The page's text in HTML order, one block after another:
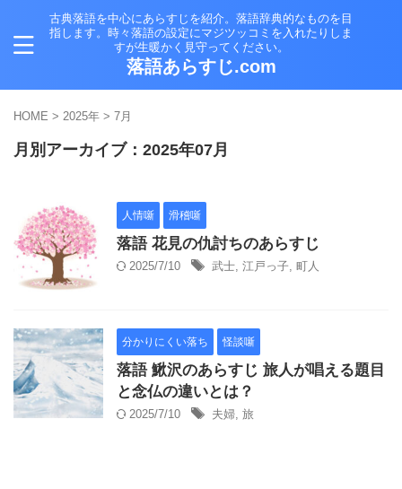
古典落語を中心にあらすじを紹介。落語辞典的なものを目
指します。時々落語の設定にマジツッコミを入れたりしま
すが生暖かく見守ってください。
落語あらすじ.com
HOME > 2025年 > 7月
月別アーカイブ：2025年07月
人情噺 滑稽噺
落語 花見の仇討ちのあらすじ
2025/7/10 武士, 江戸っ子, 町人
分かりにくい落ち 怪談噺
落語 鰍沢のあらすじ 旅人が唱える題目
と念仏の違いとは？
2025/7/10 夫婦, 旅